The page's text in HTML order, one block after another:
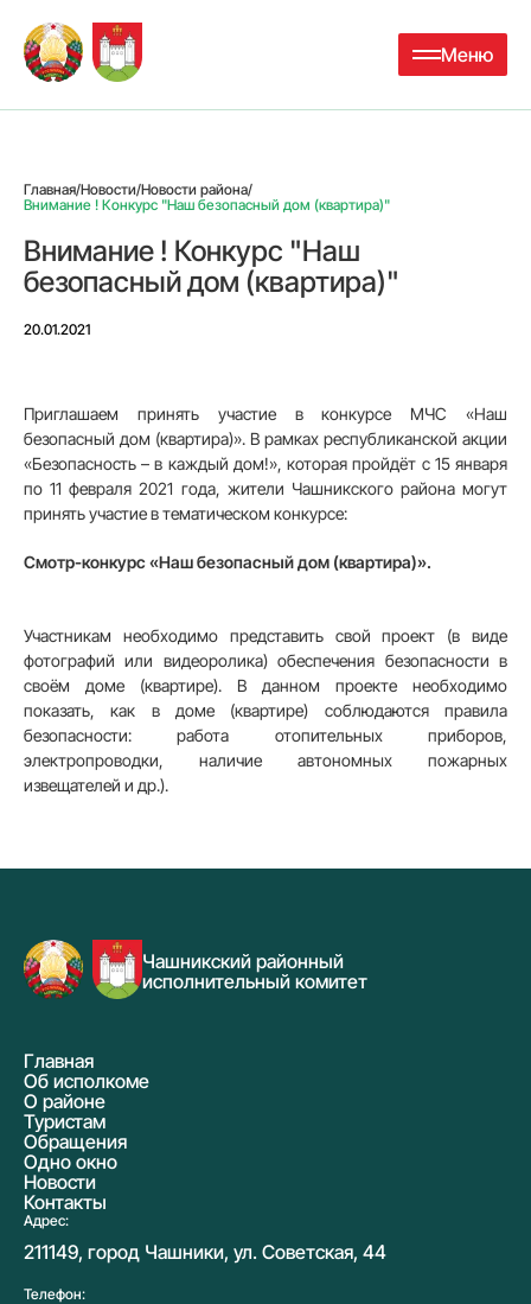
Меню
Главная/Новости/Новости района/
Внимание ! Конкурс "Наш безопасный дом (квартира)"
Внимание ! Конкурс "Наш
безопасный дом (квартира)"
20.01.2021
Приглашаем принять участие в конкурсе МЧС «Наш
безопасный дом (квартира)». В рамках республиканской акции
«Безопасность – в каждый дом!», которая пройдёт с 15 января
по 11 февраля 2021 года, жители Чашникского района могут
принять участие в тематическом конкурсе:
Смотр-конкурс «Наш безопасный дом (квартира)».
Участникам необходимо представить свой проект (в виде
фотографий или видеоролика) обеспечения безопасности в
своём доме (квартире). В данном проекте необходимо
показать, как в доме (квартире) соблюдаются правила
безопасности: работа отопительных приборов,
электропроводки, наличие автономных пожарных
извещателей и др.).
Чашникский районный
исполнительный комитет
Главная
Об исполкоме
О районе
Туристам
Обращения
Одно окно
Новости
Контакты
Адрес:
211149, город Чашники, ул. Советская, 44
Телефон: